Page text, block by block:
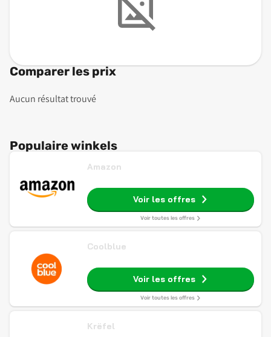
Comparer les prix
Aucun résultat trouvé
Populaire winkels
Amazon
Voir les offres
Voir toutes les offres
Coolblue
Voir les offres
Voir toutes les offres
Krëfel